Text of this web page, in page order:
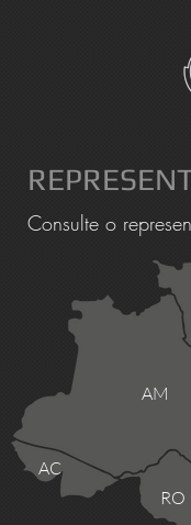
Consulte o
AM
RO
AC